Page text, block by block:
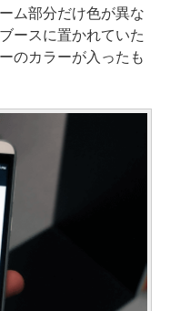
ム部分だけ色が異な
ースに置かれていた
のカラーが入ったも